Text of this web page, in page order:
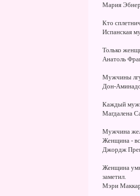
Мария
Кто
Испанская
Только
Анатоль
Мужчины
Дон-
Каждый
Магдалена
Мужчина
Женщина -
Джордж
Женщина
заметил.
Мэри